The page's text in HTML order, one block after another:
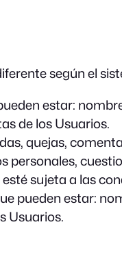
según el
estar:
de los Usuarios.
quejas,
sujeta a las
pueden estar:
Usuarios.